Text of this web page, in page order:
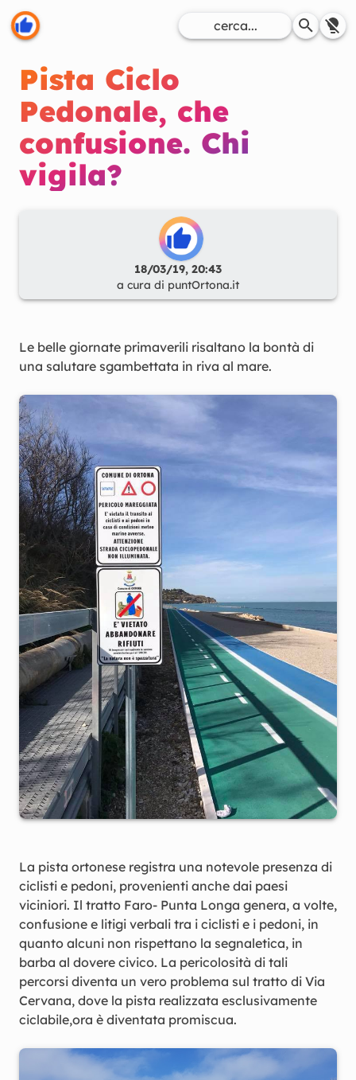
Pista Ciclo
Pedonale, che
confusione. Chi
vigila?
18/03/19, 20:43
a cura di puntOrtona.it
Le belle giornate primaverili risaltano la bontà di
una salutare sgambettata in riva al mare.
La pista ortonese registra una notevole presenza di
ciclisti e pedoni, provenienti anche dai paesi
viciniori. Il tratto Faro- Punta Longa genera, a volte,
confusione e litigi verbali tra i ciclisti e i pedoni, in
quanto alcuni non rispettano la segnaletica, in
barba al dovere civico. La pericolosità di tali
percorsi diventa un vero problema sul tratto di Via
Cervana, dove la pista realizzata esclusivamente
ciclabile,ora è diventata promiscua.